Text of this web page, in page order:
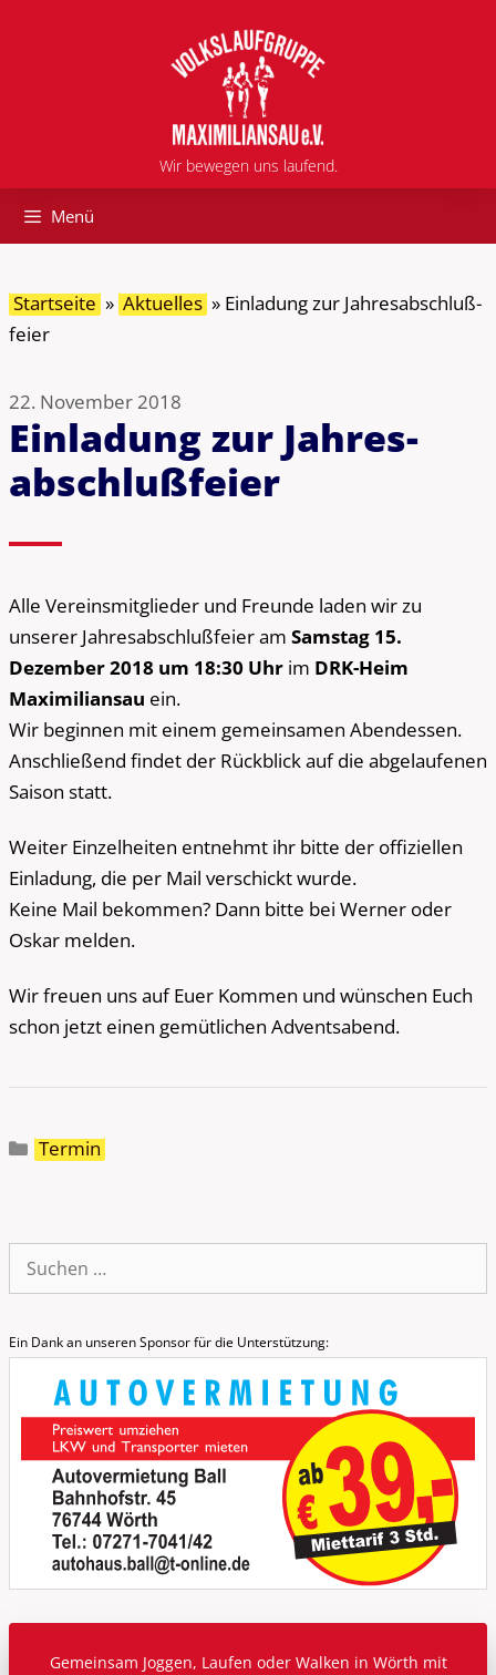
Wir bewegen uns laufend.
Menü
Startseite » Aktuelles » Einladung zur Jahres­abschluß­
feier
22. November 2018
Einladung zur Jahres­
abschluß­feier
Alle Vereinsmitglieder und Freunde laden wir zu
unserer Jahresabschlußfeier am Samstag 15.
Dezember 2018 um 18:30 Uhr im DRK-Heim
Maximiliansau ein.
Wir beginnen mit einem gemeinsamen Abendessen.
Anschließend findet der Rückblick auf die abgelaufenen
Saison statt.
Weiter Einzelheiten entnehmt ihr bitte der offiziellen
Einladung, die per Mail verschickt wurde.
Keine Mail bekommen? Dann bitte bei Werner oder
Oskar melden.
Wir freuen uns auf Euer Kommen und wünschen Euch
schon jetzt einen gemütlichen Adventsabend.
Kategorien
Termin
Suche
nach:
Ein Dank an unseren Sponsor für die Unterstützung:
Gemeinsam Joggen, Laufen oder Walken in Wörth mit